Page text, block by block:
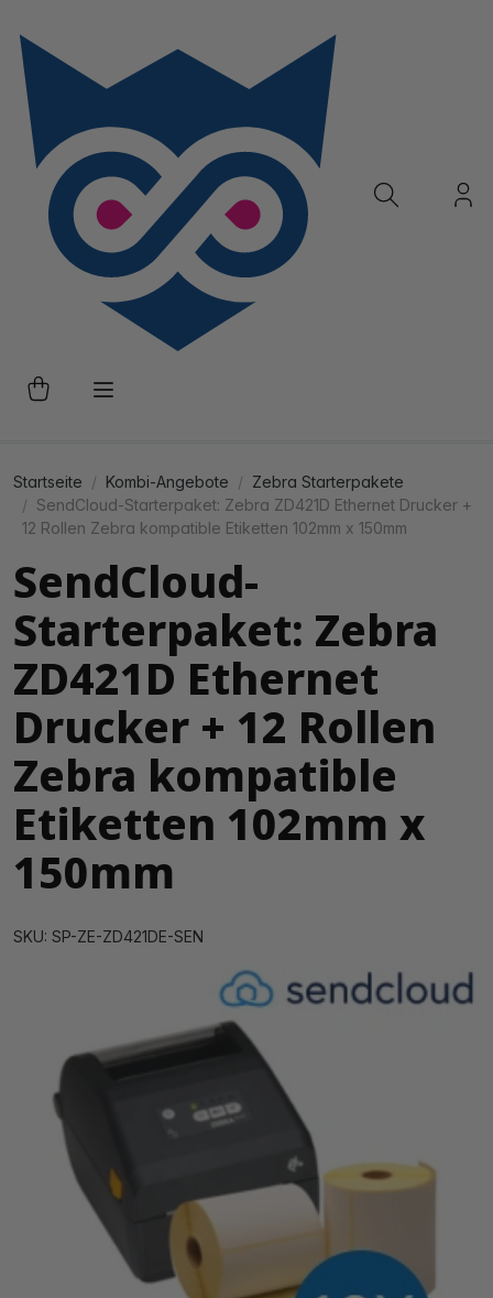
Startseite Kombi-Angebote
Zebra Starterpakete
SendCloud-Starterpaket: Zebra ZD421D Ethernet Drucker +
12 Rollen Zebra kompatible Etiketten 102mm x 150mm
SendCloud-
Starterpaket: Zebra
ZD421D Ethernet
Drucker + 12 Rollen
Zebra kompatible
Etiketten 102mm x
150mm
SKU: SP-ZE-ZD421DE-SEN